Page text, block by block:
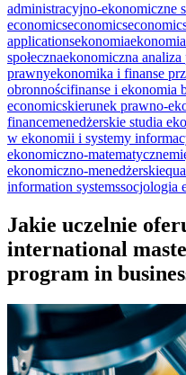
administracyjno-ekonomiczne
economicseconomics
applicationsekonomia
społecznaekonomiczna analiza
prawnyekonomika i finanse
obronnościfinanse i ekonomia
economicskierunek prawno-
financemenedżerskie studia
w ekonomii i systemy
ekonomiczno-matematyczne
ekonomiczno-menedżerskie
information systemssocjologia
Jakie uczelnie
international
program in